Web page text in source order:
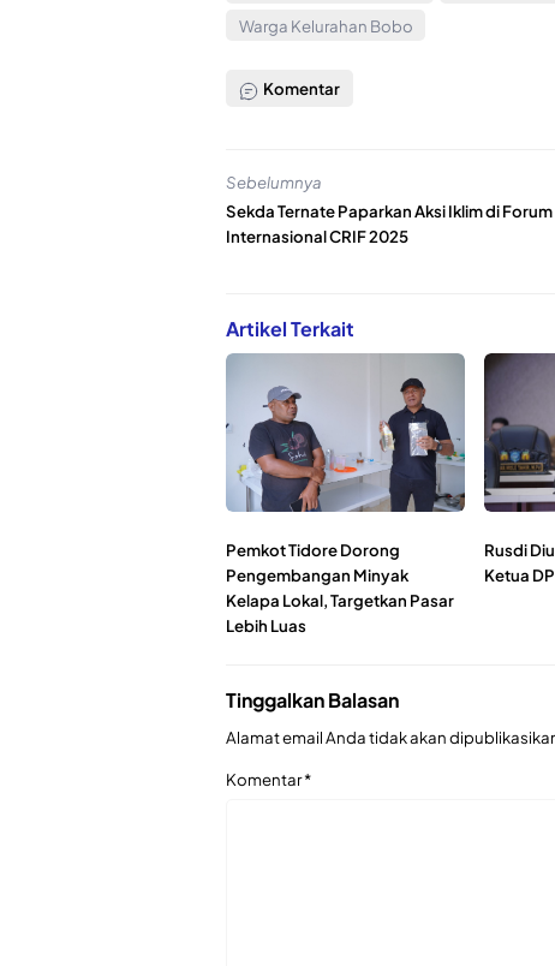
Warga Kelurahan Bobo
Komentar
Sebelumnya
Sekda Ternate Paparkan Aksi Iklim di Forum
Internasional CRIF 2025
Artikel Terkait
Pemkot Tidore Dorong
Pengembangan Minyak
Kelapa Lokal, Targetkan Pasar
Lebih Luas
Rusdi
Ketua
Tinggalkan Balasan
Alamat email Anda tidak akan
Komentar*